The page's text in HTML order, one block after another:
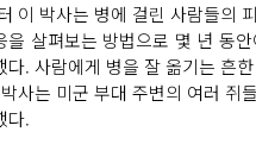
이 박사는 병에 걸린 사람들의
을 살펴보는 방법으로 몇 년 동
다. 사람에게 병을 잘 옮기는 흔
사는 미군 부대 주변의 여러 쥐
다.